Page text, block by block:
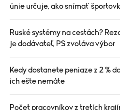
únie určuje, ako snímať
Ruské systémy na cestách?
je dodávateľ, PS zvoláva výbor
Kedy dostanete peniaze z 2 %
ich ešte nemáte
Počet pracovníkov z tretích